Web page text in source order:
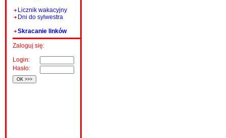
Licznik wakacyjny
Dni do sylwestra
Skracanie linków
Zaloguj się:
Login:
Hasło: